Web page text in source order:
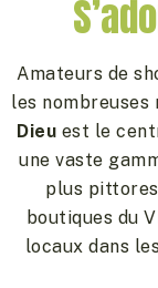
Amateurs de
les nombreuses
Dieu est le
une vaste
plus
boutiques du
locaux dans